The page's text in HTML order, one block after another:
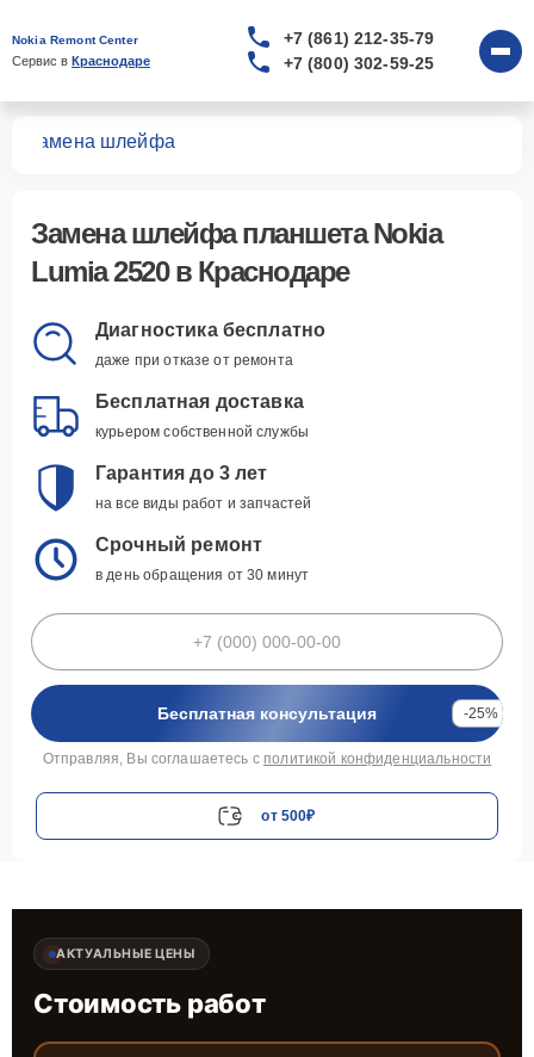
Nokia Remont Center
Сервис в Краснодаре
+7 (861) 212-35-79
+7 (800) 302-59-25
Замена шлейфа
Замена шлейфа планшета Nokia
Lumia 2520 в Краснодаре
Диагностика бесплатно
даже при отказе от ремонта
Бесплатная доставка
курьером собственной службы
Гарантия до 3 лет
на все виды работ и запчастей
Срочный ремонт
в день обращения от 30 минут
Бесплатная консультация -25%
Отправляя, Вы соглашаетесь с политикой конфиденциальности
от 500₽
АКТУАЛЬНЫЕ ЦЕНЫ
Стоимость работ